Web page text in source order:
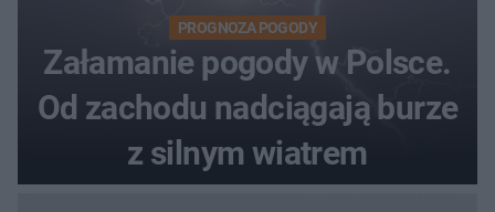
PROGNOZA POGODY
Załamanie pogody w Polsce.
Od zachodu nadciągają burze
z silnym wiatrem